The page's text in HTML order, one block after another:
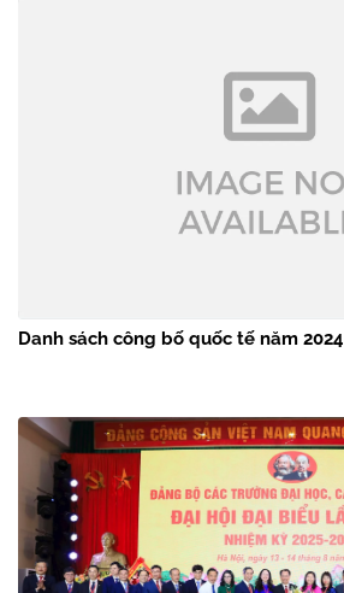
Danh sách công bố quốc tế năm 2024